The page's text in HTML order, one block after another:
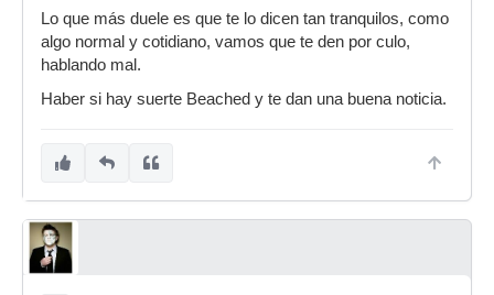
Lo que más duele es que te lo dicen tan tranquilos, como
algo normal y cotidiano, vamos que te den por culo,
hablando mal.
Haber si hay suerte Beached y te dan una buena noticia.